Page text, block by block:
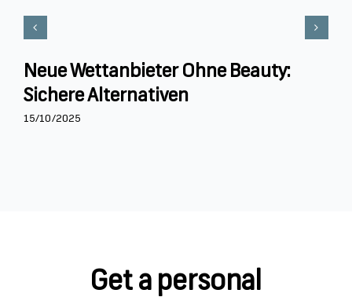
Neue Wettanbieter Ohne Beauty:
Sichere Alternativen
15/10/2025
Get a personal